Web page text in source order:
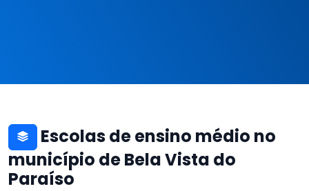
Escolas de ensino médio no
município de Bela Vista do
Paraíso